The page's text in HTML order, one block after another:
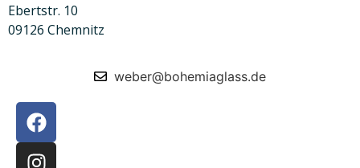
Ebertstr. 10
09126 Chemnitz
weber@bohemiaglass.de